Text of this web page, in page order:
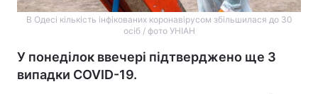
В Одесі кількість інфікованих коронавірусом збільшилася до 30
осіб / фото УНІАН
У понеділок ввечері підтверджено ще 3
випадки COVID-19.